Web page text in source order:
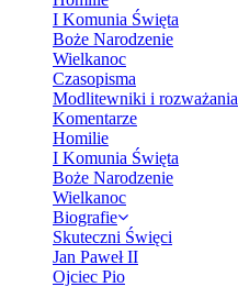
I Komunia Święta
Boże Narodzenie
Wielkanoc
Czasopisma
Modlitewniki i rozważania
Komentarze
Homilie
I Komunia Święta
Boże Narodzenie
Wielkanoc
Biografie
Skuteczni Święci
Jan Paweł II
Ojciec Pio